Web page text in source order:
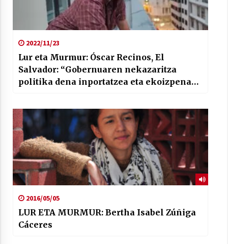
2022/11/23
Lur eta Murmur: Óscar Recinos, El
Salvador: “Gobernuaren nekazaritza
politika dena inportatzea eta ekoizpena
2016/05/05
LUR ETA MURMUR: Bertha Isabel Zúñiga
Cáceres